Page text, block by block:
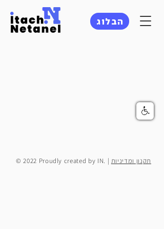
הבלוג
© 2022 Proudly created by IN. | תקנון ומדיניות